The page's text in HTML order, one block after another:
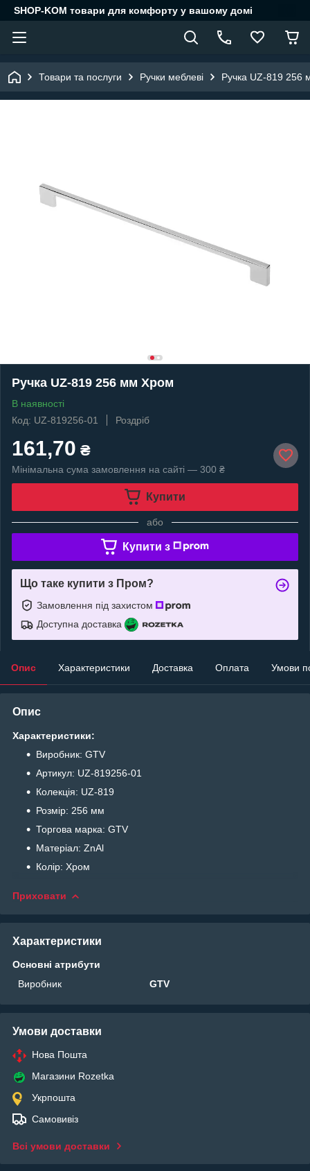
SHOP-KOM товари для комфорту у вашому домі
Товари та послуги Ручки меблеві Ручка UZ-819 256
Ручка UZ-819 256 мм Хром
В наявності
Код: UZ-819256-01
Роздріб
161,70 ₴
Мінімальна сума замовлення на сайті — 300 ₴
Купити
або
Купити з
Що таке купити з Пром?
Замовлення під захистом
Доступна доставка
Опис Характеристики Доставка Оплата Умови
Опис
Характеристики:
Виробник: GTV
Артикул: UZ-819256-01
Колекція: UZ-819
Розмір: 256 мм
Торгова марка: GTV
Матеріал: ZnAl
Колір: Хром
Приховати
Характеристики
Основні атрибути
Виробник
GTV
Умови доставки
Нова Пошта
Магазини Rozetka
Укрпошта
Самовивіз
Всі умови доставки